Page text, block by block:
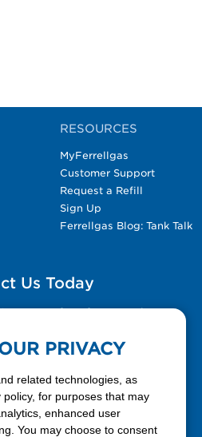
RESOURCES
MyFerrellgas
Customer Support
Request a Refill
Sign Up
Ferrellgas Blog: Tank Talk
Us Today
Us form for general
337-7355
PRIVACY
related technologies, as
for purposes that may
enhanced user
You may choose to consent